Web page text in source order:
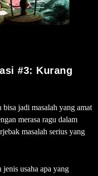
#3: Kurang
jadi masalah yang amat
merasa ragu dalam
masalah serius yang
usaha apa yang